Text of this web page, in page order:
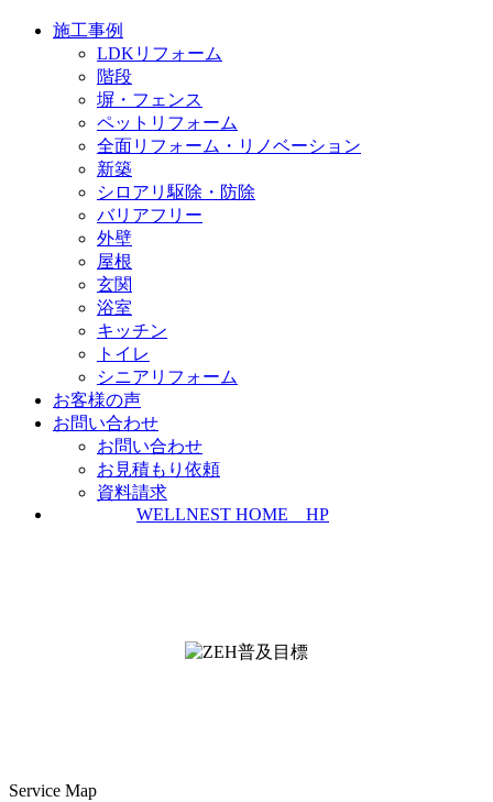
施工事例
LDKリフォーム
階段
塀・フェンス
ペットリフォーム
全面リフォーム・リノベーション
新築
シロアリ駆除・防除
バリアフリー
外壁
屋根
玄関
浴室
キッチン
トイレ
シニアリフォーム
お客様の声
お問い合わせ
お問い合わせ
お見積もり依頼
資料請求
WELLNEST HOME HP
Service Map